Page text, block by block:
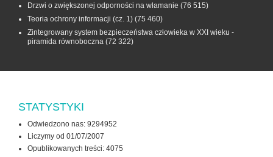
Drzwi o zwiększonej odporności na włamanie (76 515)
Teoria ochrony informacji (cz. 1) (75 460)
Zintegrowany system bezpieczeństwa człowieka w XXI wieku -
piramida równoboczna (72 322)
STATYSTYKI
Odwiedzono nas: 9294952
Liczymy od 01/07/2007
Opublikowanych treści: 4075